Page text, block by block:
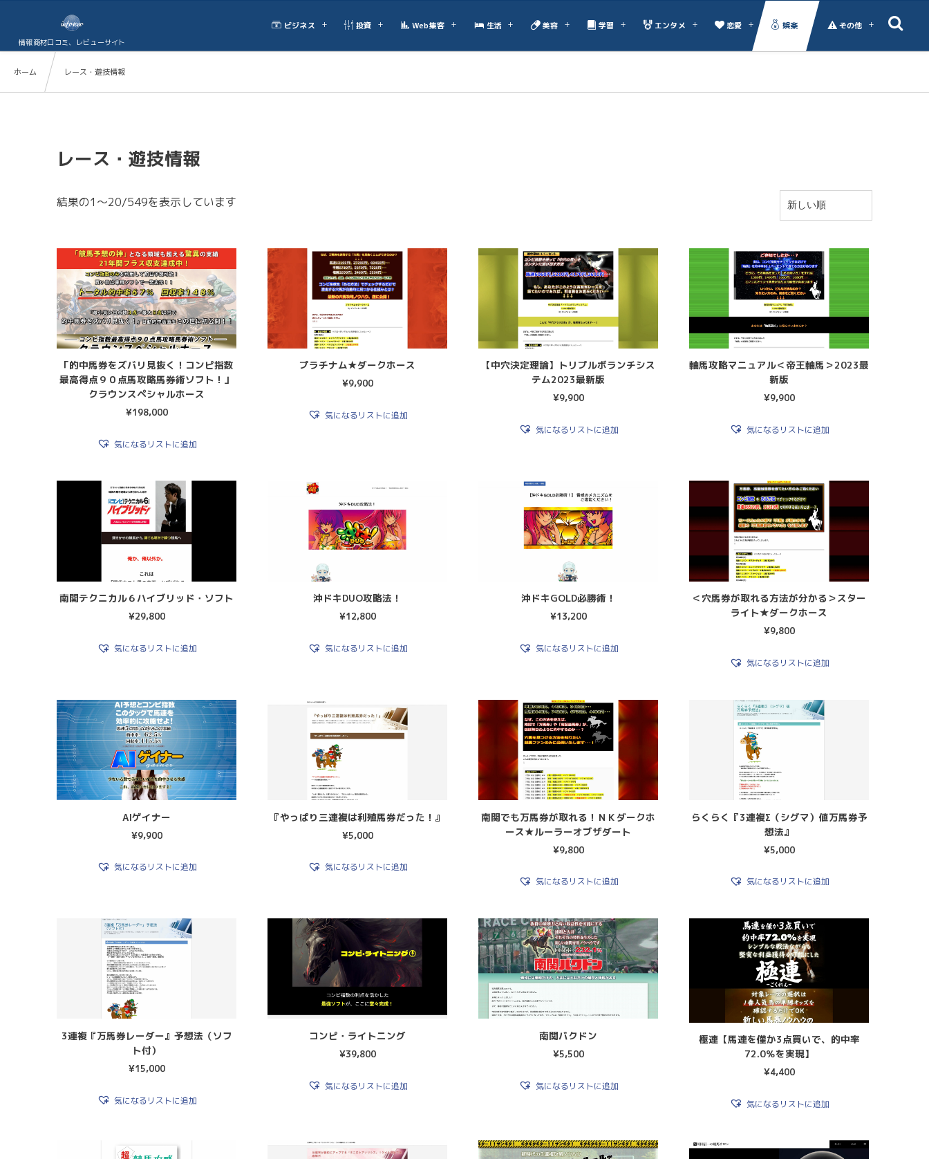
情報商材口コミ、レビューサイト
ビジネス 投資 Web集客 生活 美容 学習 エンタメ 恋愛 娯楽 その他
ホーム レース・遊技情報
レース・遊技情報
結果の1～20/549を表示しています
「的中馬券をズバリ見抜く！コンピ指数
最高得点９０点馬攻略馬券術ソフト！」
クラウンスペシャルホース
¥198,000
気になるリストに追加
プラチナム★ダークホース
¥9,900
気になるリストに追加
【中穴決定理論】トリプルボランチシス
テム2023最新版
¥9,900
気になるリストに追加
軸馬攻略マニュアル＜帝王軸馬＞2023最
新版
¥9,900
気になるリストに追加
南関テクニカル６ハイブリッド・ソフト
¥29,800
気になるリストに追加
沖ドキDUO攻略法！
¥12,800
気になるリストに追加
沖ドキGOLD必勝術！
¥13,200
気になるリストに追加
＜穴馬券が取れる方法が分かる＞スター
ライト★ダークホース
¥9,800
気になるリストに追加
AIゲイナー
¥9,900
気になるリストに追加
『やっぱり三連複は利殖馬券だった！』
¥5,000
気になるリストに追加
南関でも万馬券が取れる！ＮＫダークホ
ース★ルーラーオブザダート
¥9,800
気になるリストに追加
らくらく『3連複Σ（シグマ）値万馬券予
想法』
¥5,000
気になるリストに追加
3連複『万馬券レーダー』予想法（ソフ
ト付）
¥15,000
気になるリストに追加
コンピ・ライトニング
¥39,800
気になるリストに追加
南関バクドン
¥5,500
気になるリストに追加
極連【馬連を僅か3点買いで、的中率
72.0％を実現】
¥4,400
気になるリストに追加